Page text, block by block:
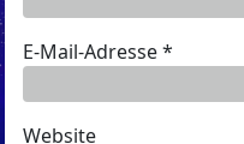
E-Mail-Adresse*
Website